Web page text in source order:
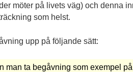
möter på livets väg) och denna
som helst.
upp på följande sätt:
man ta begåvning som exempel